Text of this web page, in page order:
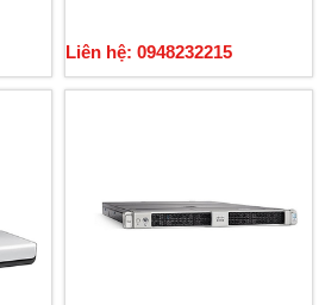
Liên hệ: 0948232215